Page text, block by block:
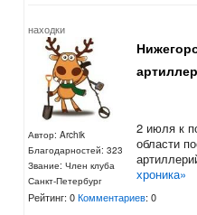
находки
Автор: Archik
Благодарностей: 323
Звание: Член клуба
Санкт-Петербург
2 июля к
области
хроника»
Рейтинг: 0Комментариев: 0